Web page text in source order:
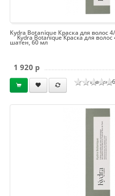
Kydra Botanique Краска для
шатен,
Kydra Botanique Краска для волос
шатен, 60 мл
1 920 p